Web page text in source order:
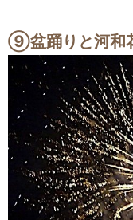
⑨盆踊りと河和